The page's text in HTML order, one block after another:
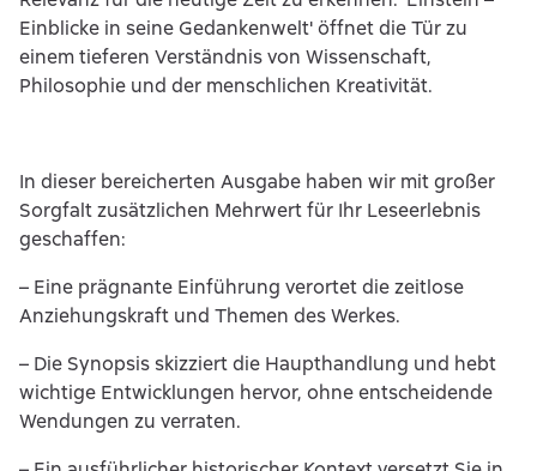
Einblicke in seine Gedankenwelt' öffnet die Tür zu
einem tieferen Verständnis von Wissenschaft,
Philosophie und der menschlichen Kreativität.
In dieser bereicherten Ausgabe haben wir mit großer
Sorgfalt zusätzlichen Mehrwert für Ihr Leseerlebnis
geschaffen:
– Eine prägnante Einführung verortet die zeitlose
Anziehungskraft und Themen des Werkes.
– Die Synopsis skizziert die Haupthandlung und hebt
wichtige Entwicklungen hervor, ohne entscheidende
Wendungen zu verraten.